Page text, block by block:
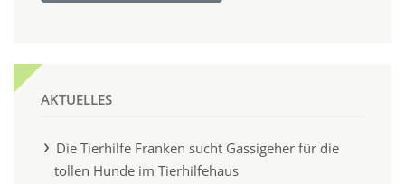
AKTUELLES
Die Tierhilfe Franken sucht Gassigeher für die
tollen Hunde im Tierhilfehaus